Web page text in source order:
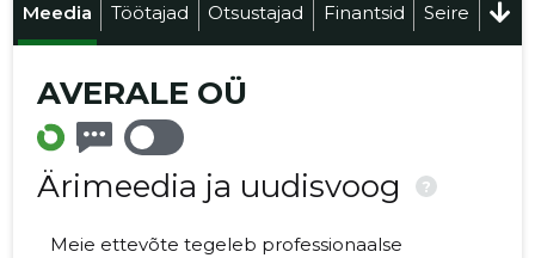
Meedia Töötajad Otsustajad Finantsid Seire
AVERALE OÜ
Ärimeedia ja uudisvoog ?
Meie ettevõte tegeleb professionaalse